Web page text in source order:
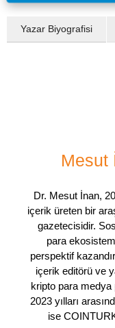
Yazar Biyografisi
Mesut
Dr. Mesut İnan,
içerik üreten bir
gazetecisidir.
para
perspektif
içerik editörü ve
kripto para medya
2023 yılları
ise